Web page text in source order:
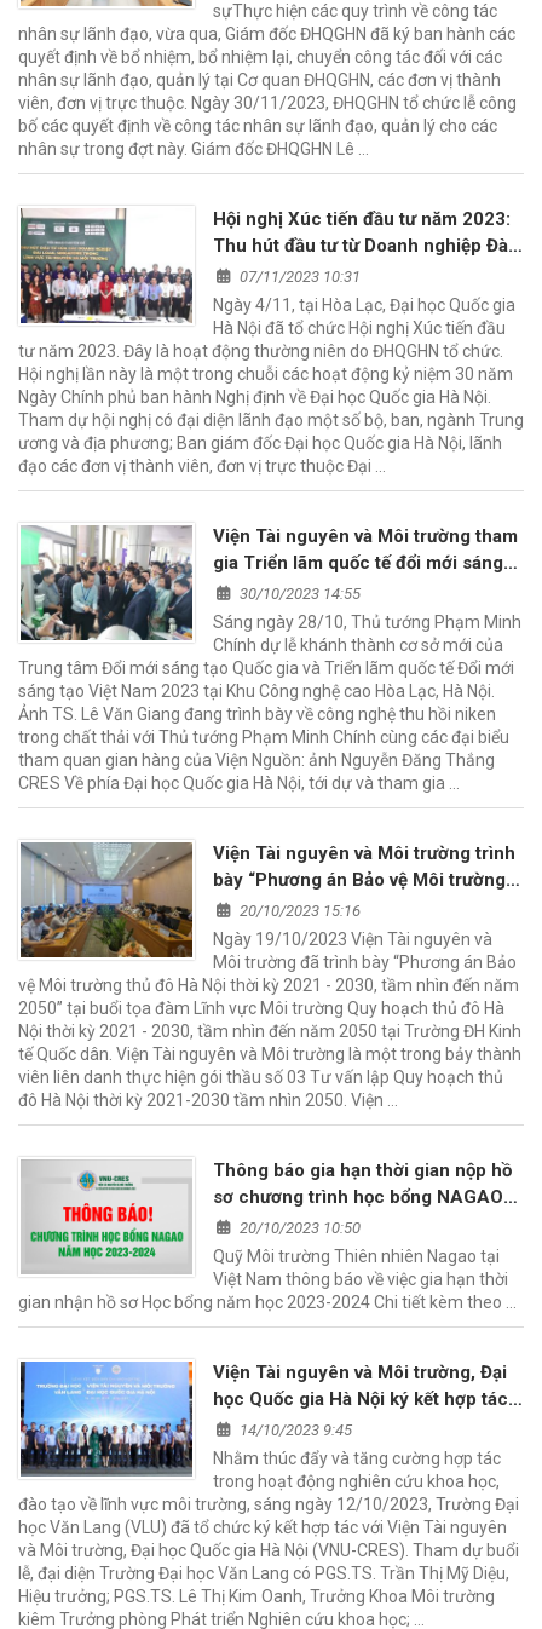
sựThực hiện các quy trình về công tác
nhân sự lãnh đạo, vừa qua, Giám đốc ĐHQGHN đã ký ban hành các
quyết định về bổ nhiệm, bổ nhiệm lại, chuyển công tác đối với các
nhân sự lãnh đạo, quản lý tại Cơ quan ĐHQGHN, các đơn vị thành
viên, đơn vị trực thuộc. Ngày 30/11/2023, ĐHQGHN tổ chức lễ công
bố các quyết định về công tác nhân sự lãnh đạo, quản lý cho các
nhân sự trong đợt này. Giám đốc ĐHQGHN Lê …
Hội nghị Xúc tiến đầu tư năm 2023:
Thu hút đầu tư từ Doanh nghiệp Đài
Loan, Singapore vào lĩnh vực Tài
nguyên và Môi trường tại VNU-CRES
07/11/2023 10:31
Ngày 4/11, tại Hòa Lạc, Đại học Quốc gia
Hà Nội đã tổ chức Hội nghị Xúc tiến đầu
tư năm 2023. Đây là hoạt động thường niên do ĐHQGHN tổ chức.
Hội nghị lần này là một trong chuỗi các hoạt động kỷ niệm 30 năm
Ngày Chính phủ ban hành Nghị định về Đại học Quốc gia Hà Nội.
Tham dự hội nghị có đại diện lãnh đạo một số bộ, ban, ngành Trung
ương và địa phương; Ban giám đốc Đại học Quốc gia Hà Nội, lãnh
đạo các đơn vị thành viên, đơn vị trực thuộc Đại …
Viện Tài nguyên và Môi trường tham
gia Triển lãm quốc tế đổi mới sáng
tạo Việt Nam 2023 tại Khu Công
nghệ cao Hòa Lạc
30/10/2023 14:55
Sáng ngày 28/10, Thủ tướng Phạm Minh
Chính dự lễ khánh thành cơ sở mới của
Trung tâm Đổi mới sáng tạo Quốc gia và Triển lãm quốc tế Đổi mới
sáng tạo Việt Nam 2023 tại Khu Công nghệ cao Hòa Lạc, Hà Nội.
Ảnh TS. Lê Văn Giang đang trình bày về công nghệ thu hồi niken
trong chất thải với Thủ tướng Phạm Minh Chính cùng các đại biểu
tham quan gian hàng của Viện Nguồn: ảnh Nguyễn Đăng Thắng
CRES Về phía Đại học Quốc gia Hà Nội, tới dự và tham gia …
Viện Tài nguyên và Môi trường trình
bày “Phương án Bảo vệ Môi trường
thủ đô Hà Nội thời kỳ 2021 – 2030,
tầm nhìn đến năm 2050
20/10/2023 15:16
Ngày 19/10/2023 Viện Tài nguyên và
Môi trường đã trình bày “Phương án Bảo
vệ Môi trường thủ đô Hà Nội thời kỳ 2021 - 2030, tầm nhìn đến năm
2050” tại buổi tọa đàm Lĩnh vực Môi trường Quy hoạch thủ đô Hà
Nội thời kỳ 2021 - 2030, tầm nhìn đến năm 2050 tại Trường ĐH Kinh
tế Quốc dân. Viện Tài nguyên và Môi trường là một trong bảy thành
viên liên danh thực hiện gói thầu số 03 Tư vấn lập Quy hoạch thủ
đô Hà Nội thời kỳ 2021-2030 tầm nhìn 2050. Viện …
Thông báo gia hạn thời gian nộp hồ
sơ chương trình học bổng NAGAO
tại Việt Nam năm học 2023-2024
20/10/2023 10:50
Quỹ Môi trường Thiên nhiên Nagao tại
Việt Nam thông báo về việc gia hạn thời
gian nhận hồ sơ Học bổng năm học 2023-2024 Chi tiết kèm theo …
Viện Tài nguyên và Môi trường, Đại
học Quốc gia Hà Nội ký kết hợp tác
với Trường Đại học Văn Lang
14/10/2023 9:45
Nhằm thúc đẩy và tăng cường hợp tác
trong hoạt động nghiên cứu khoa học,
đào tạo về lĩnh vực môi trường, sáng ngày 12/10/2023, Trường Đại
học Văn Lang (VLU) đã tổ chức ký kết hợp tác với Viện Tài nguyên
và Môi trường, Đại học Quốc gia Hà Nội (VNU-CRES). Tham dự buổi
lễ, đại diện Trường Đại học Văn Lang có PGS.TS. Trần Thị Mỹ Diệu,
Hiệu trưởng; PGS.TS. Lê Thị Kim Oanh, Trưởng Khoa Môi trường
kiêm Trưởng phòng Phát triển Nghiên cứu khoa học; …